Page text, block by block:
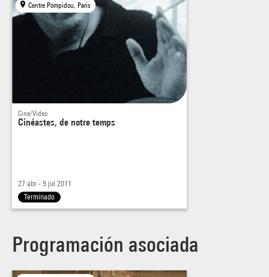
de comptoir qui n’ont jamais joué la comédie ? Ce film est
pour vous. »
Philippe Azoury,Libération , septembre 2006
Centre Pompidou, Paris
Cine/Video
Cinéastes, de notre temps
27 abr - 9 jul 2011
Terminado
Programación asociada